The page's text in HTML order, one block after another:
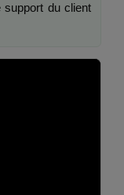
support du client